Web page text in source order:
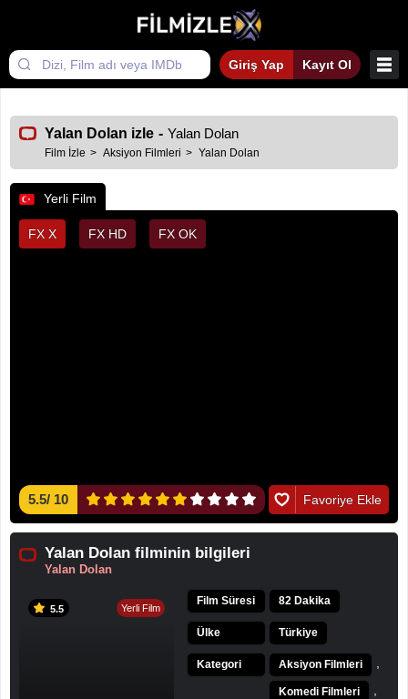
Giriş Yap Kayıt Ol
Yalan Dolan izle - Yalan Dolan
Film İzle Aksiyon Filmleri Yalan Dolan
Yerli Film
FX X FX HD FX OK
5.5/ 10 Favoriye Ekle
Yalan Dolan filminin bilgileri
Yalan Dolan
5.5 Yerli Film
Film Süresi 82 Dakika
Ülke Türkiye
Kategori Aksiyon Filmleri
Komedi Filmleri